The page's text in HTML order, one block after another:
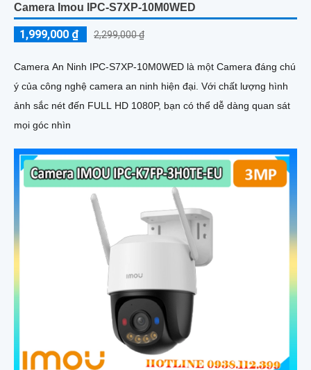
Camera Imou IPC-S7XP-10M0WED
1,999,000 ₫ 2,299,000 ₫
Camera An Ninh IPC-S7XP-10M0WED là một Camera đáng chú
ý của công nghệ camera an ninh hiện đại. Với chất lượng hình
ảnh sắc nét đến FULL HD 1080P, bạn có thể dễ dàng quan sát
mọi góc nhìn